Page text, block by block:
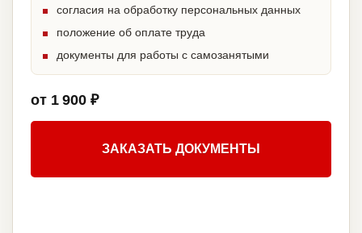
согласия на обработку персональных данных
положение об оплате труда
документы для работы с самозанятыми
от 1 900 ₽
ЗАКАЗАТЬ ДОКУМЕНТЫ